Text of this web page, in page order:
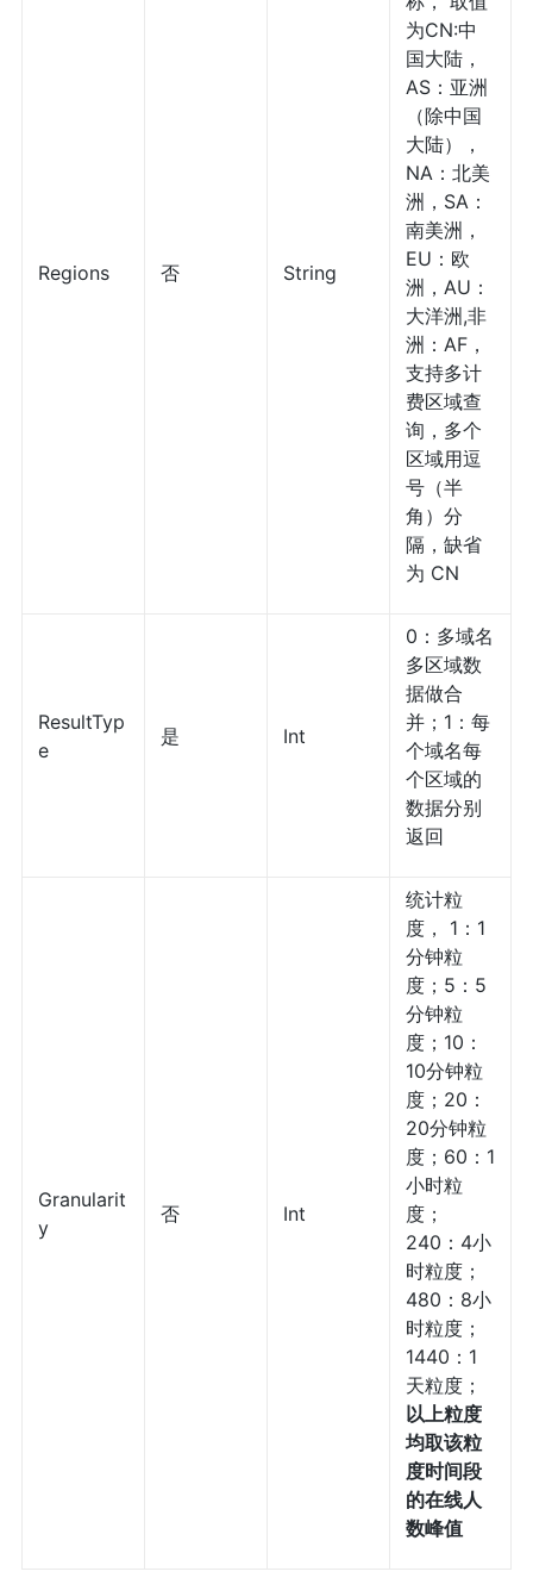
Regions 否 String
为CN:中
国大陆，
AS：亚洲
（除中国
大陆），
NA：北美
洲，SA：
南美洲，
EU：欧
洲，AU：
大洋洲,非
洲：AF，
支持多计
费区域查
询，多个
区域用逗
号（半
角）分
隔，缺省
为 CN
ResultTyp
e
是 Int
0：多域名
多区域数
据做合
并；1：每
个域名每
个区域的
数据分别
返回
Granularit
y
否 Int
统计粒
度， 1：1
分钟粒
度；5：5
分钟粒
度；10：
10分钟粒
度；20：
20分钟粒
度；60：1
小时粒
度；
240：4小
时粒度；
480：8小
时粒度；
1440：1
天粒度；
以上粒度
均取该粒
度时间段
的在线人
数峰值